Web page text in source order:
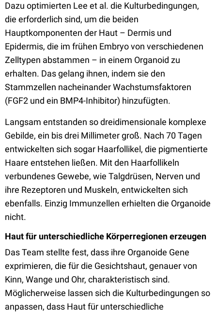
Dazu optimierten Lee et al. die Kulturbedingungen,
die erforderlich sind, um die beiden
Hauptkomponenten der Haut – Dermis und
Epidermis, die im frühen Embryo von verschiedenen
Zelltypen abstammen – in einem Organoid zu
erhalten. Das gelang ihnen, indem sie den
Stammzellen nacheinander Wachstumsfaktoren
(FGF2 und ein BMP4-Inhibitor) hinzufügten.
Langsam entstanden so dreidimensionale komplexe
Gebilde, ein bis drei Millimeter groß. Nach 70 Tagen
entwickelten sich sogar Haarfollikel, die pigmentierte
Haare entstehen ließen. Mit den Haarfollikeln
verbundenes Gewebe, wie Talgdrüsen, Nerven und
ihre Rezeptoren und Muskeln, entwickelten sich
ebenfalls. Einzig Immunzellen erhielten die Organoide
nicht.
Haut für unterschiedliche Körperregionen erzeugen
Das Team stellte fest, dass ihre Organoide Gene
exprimieren, die für die Gesichtshaut, genauer von
Kinn, Wange und Ohr, charakteristisch sind.
Möglicherweise lassen sich die Kulturbedingungen so
anpassen, dass Haut für unterschiedliche